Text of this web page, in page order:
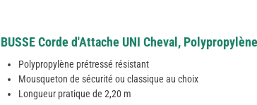
BUSSE Corde d'Attache UNI Cheval,
Polypropylène prétressé résistant
Mousqueton de sécurité ou classique au choix
Longueur pratique de 2,20 m